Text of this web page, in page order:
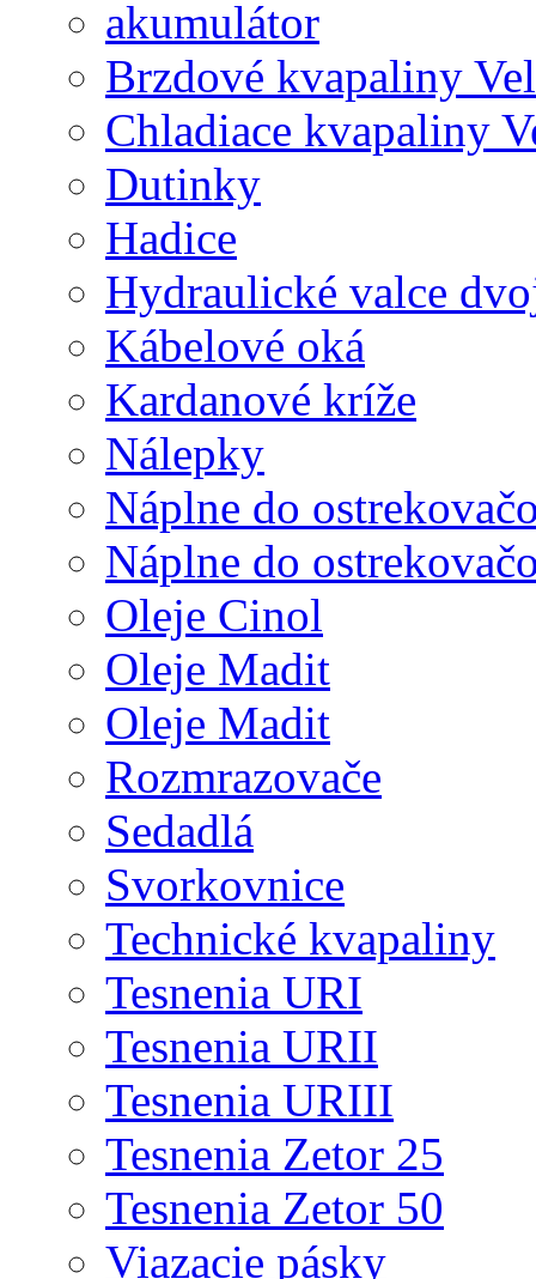
akumulátor
Brzdové kvapaliny
Chladiace kvapaliny
Dutinky
Hadice
Hydraulické valce
Kábelové oká
Kardanové kríže
Nálepky
Náplne do
Náplne do
Oleje Cinol
Oleje Madit
Oleje Madit
Rozmrazovače
Sedadlá
Svorkovnice
Technické kvapaliny
Tesnenia URI
Tesnenia URII
Tesnenia URIII
Tesnenia Zetor 25
Tesnenia Zetor 50
Viazacie pásky